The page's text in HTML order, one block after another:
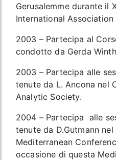
Gerusalemme durante il
International
2003 – Partecipa al
condotto da Gerda
2003 – Partecipa alle
tenute da L. Ancona nel
Analytic Society.
2004 – Partecipa alle
tenute da D.Gutmann
Mediterranean
occasione di questa